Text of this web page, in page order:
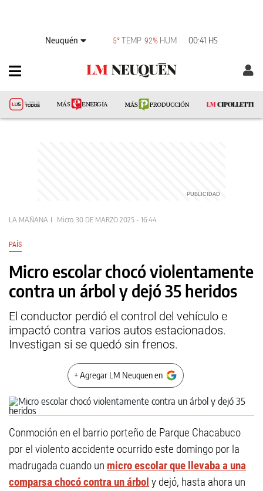
Neuquén 5°TEMP 92% HUM 00:41 HS
LA MAÑANA Micro 30 DE MARZO 2025 - 16:44
PAÍS
Micro escolar chocó violentamente
contra un árbol y dejó 35 heridos
El conductor perdió el control del vehículo e
impactó contra varios autos estacionados.
Investigan si se quedó sin frenos.
+ Agregar LM Neuquen en
Conmoción en el barrio porteño de Parque Chacabuco
por el violento accidente ocurrido este domingo por la
madrugada cuando un micro escolar que llevaba a una
comparsa chocó contra un árbol y dejó, hasta ahora un